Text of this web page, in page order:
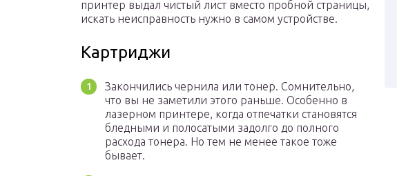
принтер выдал чистый лист вместо пробной страницы,
искать неисправность нужно в самом устройстве.
Картриджи
Закончились чернила или тонер. Сомнительно,
что вы не заметили этого раньше. Особенно в
лазерном принтере, когда отпечатки становятся
бледными и полосатыми задолго до полного
расхода тонера. Но тем не менее такое тоже
бывает.